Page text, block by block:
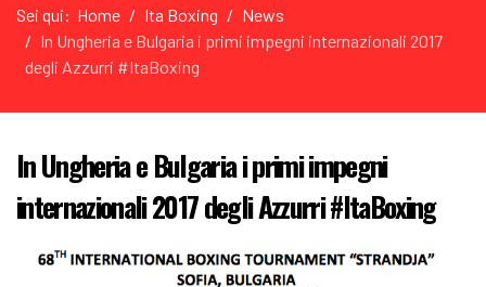
Sei qui: Home Ita Boxing
News
In Ungheria e Bulgaria i primi impegni internazionali 2017
degli Azzurri #ItaBoxing
In Ungheria e Bulgaria i primi impegni
internazionali 2017 degli Azzurri #ItaBoxing